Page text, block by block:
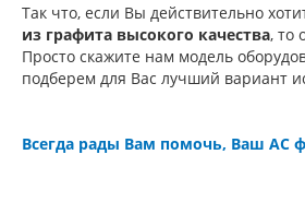
Так что, если Вы действительно
из графита высокого качества, то
Просто скажите нам модель
подберем для Вас лучший вариант
Всегда рады Вам помочь, Ваш АС